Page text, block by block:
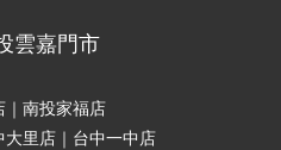
雲嘉門市
｜南投家福店
大里店｜台中一中店